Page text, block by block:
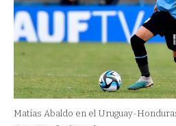
Matías Abaldo en el Uruguay-